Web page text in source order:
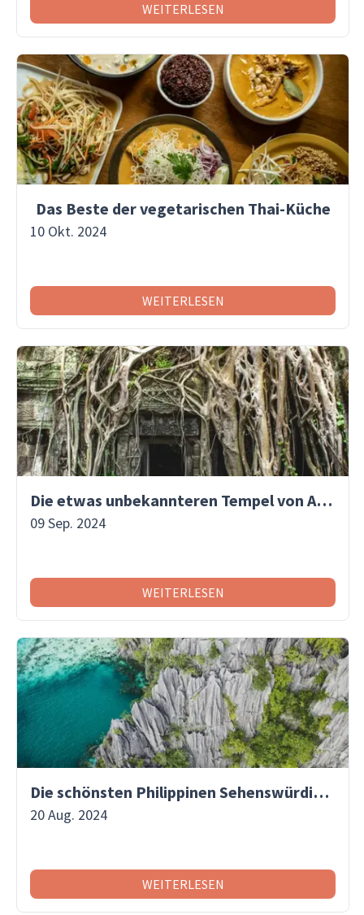
WEITERLESEN
Das Beste der vegetarischen Thai-Küche
10 Okt. 2024
WEITERLESEN
Die etwas unbekannteren Tempel von Angkor Wat
09 Sep. 2024
WEITERLESEN
Die schönsten Philippinen Sehenswürdigkeiten
20 Aug. 2024
WEITERLESEN